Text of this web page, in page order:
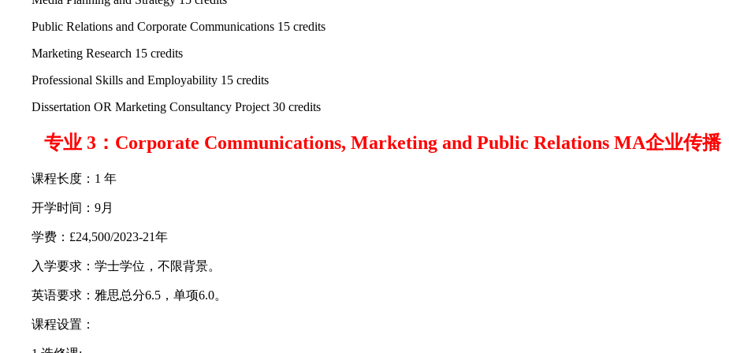
Public Relations and Corporate Communications 15 credits
Marketing Research 15 credits
Professional Skills and Employability 15 credits
Dissertation OR Marketing Consultancy Project 30 credits
专业 3：Corporate Communications, Marketing and Public Relations MA企业传播
课程长度：1 年
开学时间：9月
学费：£24,500/2023-21年
入学要求：学士学位，不限背景。
英语要求：雅思总分6.5，单项6.0。
课程设置：